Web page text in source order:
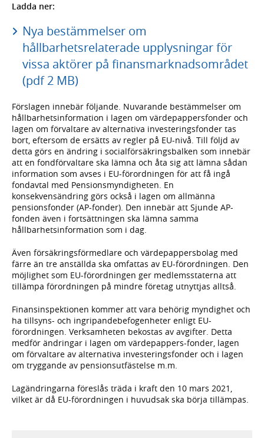
Ladda ner:
Nya bestämmelser om
hållbarhetsrelaterade upplysningar för
vissa aktörer på finansmarknadsområdet
(pdf 2 MB)
Förslagen innebär följande. Nuvarande bestämmelser om
hållbarhetsinformation i lagen om värdepappersfonder och
lagen om förvaltare av alternativa investeringsfonder tas
bort, eftersom de ersätts av regler på EU-nivå. Till följd av
detta görs en ändring i socialförsäkringsbalken som innebär
att en fondförvaltare ska lämna och åta sig att lämna sådan
information som avses i EU-förordningen för att få ingå
fondavtal med Pensionsmyndigheten. En
konsekvensändring görs också i lagen om allmänna
pensionsfonder (AP-fonder). Den innebär att Sjunde AP-
fonden även i fortsättningen ska lämna samma
hållbarhetsinformation som i dag.
Även försäkringsförmedlare och värdepappersbolag med
färre än tre anställda ska omfattas av EU-förordningen. Den
möjlighet som EU-förordningen ger medlemsstaterna att
tillämpa förordningen på mindre företag utnyttjas alltså.
Finansinspektionen kommer att vara behörig myndighet och
ha tillsyns- och ingripandebefogenheter enligt EU-
förordningen. Verksamheten bekostas av avgifter. Detta
medför ändringar i lagen om värdepappers-fonder, lagen
om förvaltare av alternativa investeringsfonder och i lagen
om tryggande av pensionsutfästelse m.m.
Lagändringarna föreslås träda i kraft den 10 mars 2021,
vilket är då EU-förordningen i huvudsak ska börja tillämpas.